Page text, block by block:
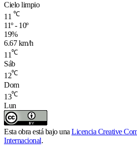
Cielo limpio
11 ℃
11º - 10º
19%
6.67 km/h
11℃
Sáb
12℃
Dom
13℃
Lun
Esta obra está bajo una Licencia Creative
Internacional.